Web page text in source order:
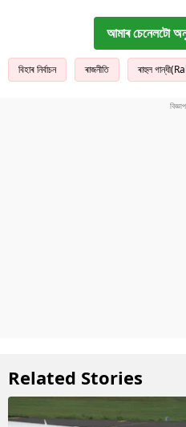
আমাৰ চেনেলটো
বিহাৰ নিৰ্বাচন ৰাজনীতি ৰাহুল
Related Stories